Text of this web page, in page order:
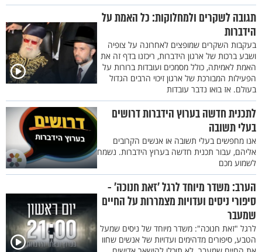
תגובה לשקרים ולמחלוקות: כל האמת על
הידברות
בעקבות השקרים שמופצים לאחרונה על צופיה
ושבע ברכות של ארגון הידברות, ריכזנו בדף זה את
האמת לאמיתה, כולל מסמכים ועובדות ברורות על
הפעילות המבורכת של ארגון זיכוי הרבים הגדול
בעולם. אז בואו נדבר עובדות
לתכנית חדשה בערוץ הידברות דרושים
בעלי תשובה
אנו מחפשים בעלי תשובה או אנשים הקרובים
אליהם, עבור תכנית חדשה בערוץ הידברות. נשמח
לשמוע מכם
הערב: משדר מיוחד לרגל ’זאת חנוכה’ -
סיפורי ניסים ועדויות מצמררות על החיים
שמעבר
לרגל "זאת חנוכה": משדר מיוחד של ניסים שמעל
הטבע, סיפורים מדהימים ועדויות של אנשים שחוו